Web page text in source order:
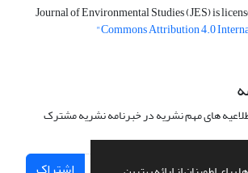
Journal of Environmental Studies (JES) is
Commons Attribution 4.0
های مهم نشریه در خبرنامه نشریه مشترک